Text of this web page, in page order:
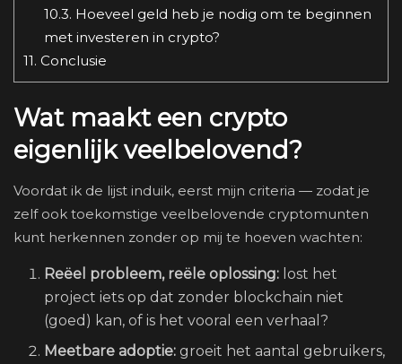
10.3. Hoeveel geld heb je nodig om te beginnen
met investeren in crypto?
11. Conclusie
Wat maakt een crypto
eigenlijk veelbelovend?
Voordat ik de lijst induik, eerst mijn criteria — zodat je
zelf ook toekomstige veelbelovende cryptomunten
kunt herkennen zonder op mij te hoeven wachten:
Reëel probleem, reële oplossing: lost het
project iets op dat zonder blockchain niet
(goed) kan, of is het vooral een verhaal?
Meetbare adoptie: groeit het aantal gebruikers,